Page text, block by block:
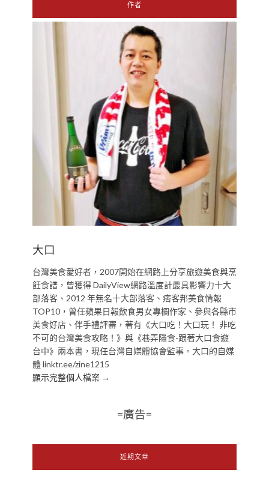
作者
大口
台灣美食愛好者，2007開始在網路上分享旅遊美食與烹
飪食譜，曾獲得 DailyView網路溫度計最具影響力十大
部落客、2012 年無名十大部落客、痞客邦美食情報
TOP10，曾任蘋果日報飲食男女專欄作家、參與各縣市
美食好店、伴手禮評審，著有《大口吃！大口玩！ 非吃
不可的台灣美食攻略！》與《巷弄隱食-跟著大口食遊
台中》兩本書，現任台灣自媒體協會監事。大口的自媒
體 linktr.ee/zine1215
顯示完整個人檔案 →
=廣告=
近期文章